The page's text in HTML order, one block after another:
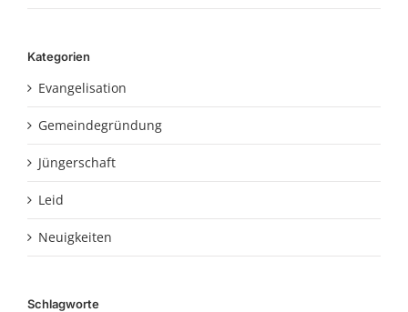
Kategorien
Evangelisation
Gemeindegründung
Jüngerschaft
Leid
Neuigkeiten
Schlagworte